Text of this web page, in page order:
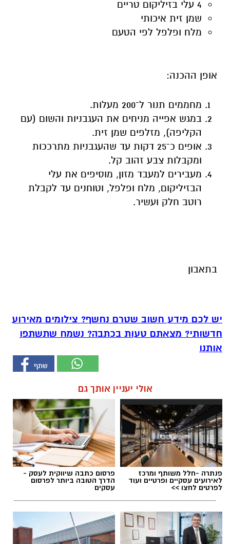
4 עלי בזיליקום טריים
שמן זית איכותי
מלח ופלפל לפי הטעם
אופן ההכנה:
מחממים תנור ל־200 מעלות.
במגש אפייה מניחים את העגבניות והשום (עם
הקליפה), מזלפים שמן זית.
אופים כ־25 דקות עד שהעגבניות מתרככות
ומקבלות צבע זהוב קל.
מעבירים למעבד מזון, מוסיפים את עלי
הבזיליקום, מלח ופלפל, וטוחנים עד לקבלת
רוטב חלק ועשיר.
בתאבון
יש לכם מידע חשוב שטרם נחשף? צילומים מאירוע
חדשותי? מצאתם טעות בכתבה? נשמח שתשתפו
אותנו
אולי יעניין אותך גם
פנתרה -חלל משותף ומרכז
לאירועים עסקיים ופרטיים ועוד
לפרטים לחצו >>
פרסום כתבה שיווקית לעסק -
הדרך הטובה ביותר לפרסום
עסקים